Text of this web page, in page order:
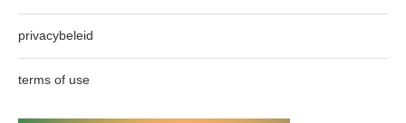
privacybeleid
terms of use